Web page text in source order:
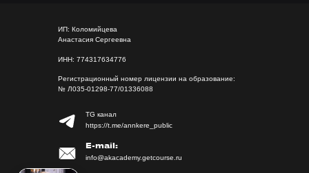
ИП: Коломийцева
Анастасия Сергеевна
ИНН: 774317634776
Регистрационный номер лицензии на образование:
№ Л035-01298-77/01336088
TG канал
https://t.me/annkere_public
E-mail:
info@akacademy.getcourse.ru